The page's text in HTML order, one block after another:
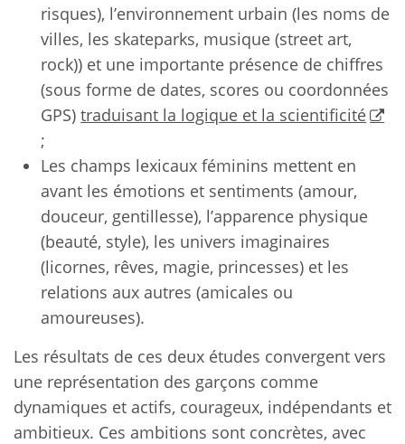
risques), l’environnement urbain (les noms de
villes, les skateparks, musique (street art,
rock)) et une importante présence de chiffres
(sous forme de dates, scores ou coordonnées
GPS) traduisant la logique et la scientificité
;
Les champs lexicaux féminins mettent en
avant les émotions et sentiments (amour,
douceur, gentillesse), l’apparence physique
(beauté, style), les univers imaginaires
(licornes, rêves, magie, princesses) et les
relations aux autres (amicales ou
amoureuses).
Les résultats de ces deux études convergent vers
une représentation des garçons comme
dynamiques et actifs, courageux, indépendants et
ambitieux. Ces ambitions sont concrètes, avec